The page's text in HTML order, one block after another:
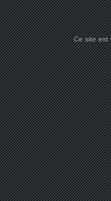
Ce site est